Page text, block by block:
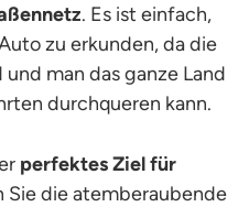
. Es ist einfach,
zu erkunden, da die
man das ganze Land
durchqueren kann.
perfektes Ziel für
Sie die atemberaubende